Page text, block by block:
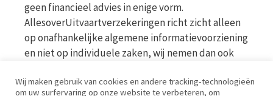
geen financieel advies in enige vorm.
AllesoverUitvaartverzekeringen richt zicht alleen
op onafhankelijke algemene informatievoorziening
en niet op individuele zaken, wij nemen dan ook
voor meer informatie op de website van de AFM
Wij maken gebruik van cookies en andere tracking-technologieën
om uw surfervaring op onze website te verbeteren, om